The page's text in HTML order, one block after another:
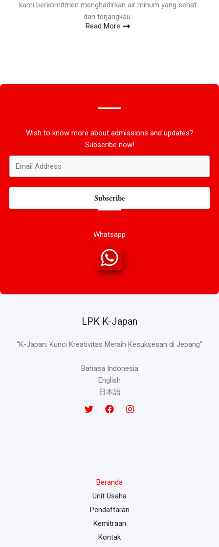
kami berkomitmen menghadirkan air minum yang sehat
dan terjangkau.
Read More
Wish to know more about admissions and updates?
Subscribe now!
Subscribe
Whatsapp
LPK K-Japan
“K-Japan: Kunci Kreativitas Meraih Kesuksesan di Jepang”
Bahasa Indonesia
English
日本語
Beranda
Unit Usaha
Pendaftaran
Kemitraan
Kontak